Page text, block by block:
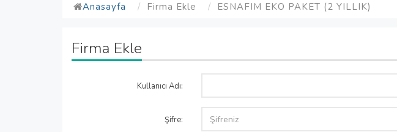
Anasayfa Firma Ekle ESNAFIM EKO PAKET (2 YILLIK)
Firma Ekle
Kullanıcı Adı:
Şifre: